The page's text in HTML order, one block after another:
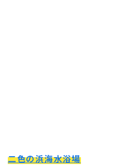
二色の浜海水浴場